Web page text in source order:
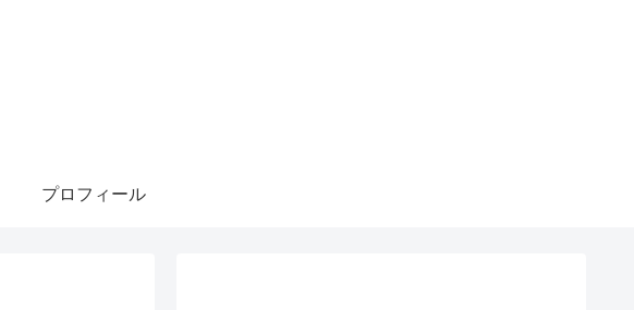
プロフィール